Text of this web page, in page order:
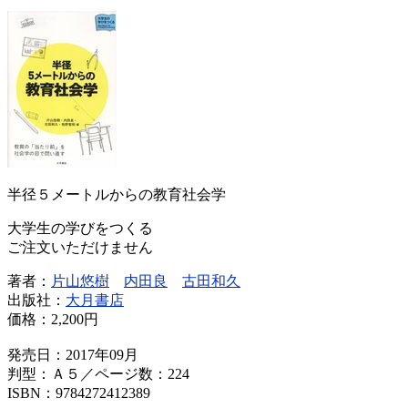
半径５メートルからの教育社会学
大学生の学びをつくる
ご注文いただけません
著者： 片山悠樹 内田良
古田和久
出版社： 大月書店
価格： 2,200円
発売日：2017年09月
判型：Ａ５／ページ数：224
ISBN：9784272412389